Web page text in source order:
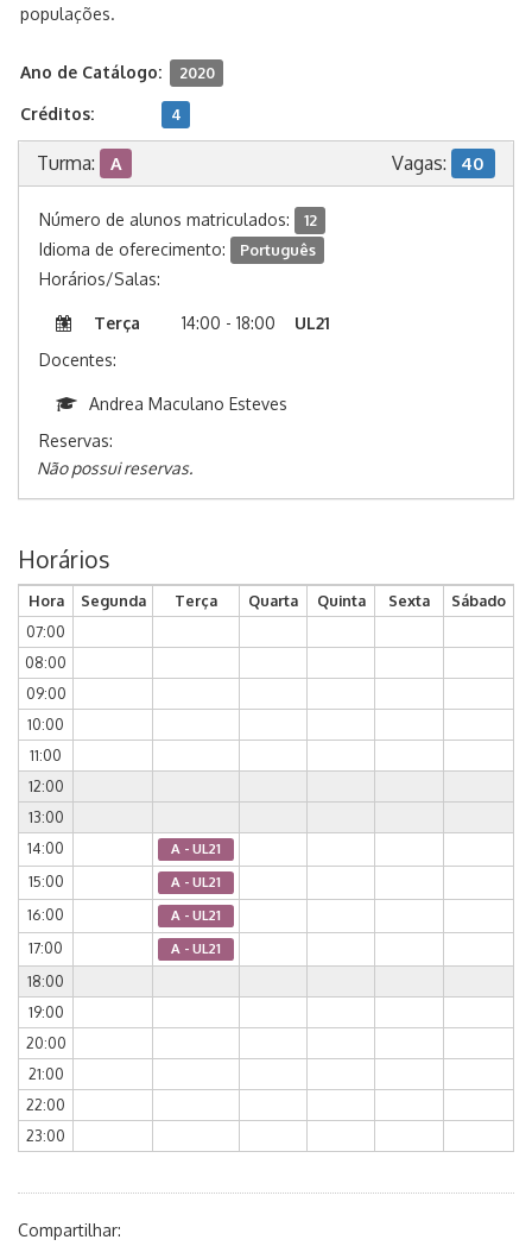
populações.
Ano de Catálogo: 2020
Créditos: 4
Turma: A Vagas: 40
Número de alunos matriculados: 12
Idioma de oferecimento: Português
Horários/Salas:
Terça 14:00 - 18:00
UL21
Docentes:
Andrea Maculano Esteves
Reservas:
Não possui reservas.
Horários
Hora Segunda Terça Quarta Quinta Sexta
Sábado
07:00
08:00
09:00
10:00
11:00
12:00
13:00
14:00
A - UL21
15:00 A - UL21
16:00 A - UL21
17:00 A - UL21
18:00
19:00
20:00
21:00
22:00
23:00
Compartilhar: